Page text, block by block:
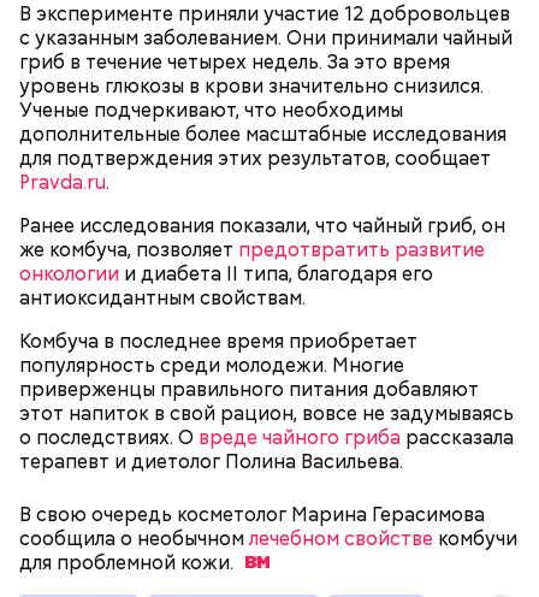
В эксперименте приняли участие 12 добровольцев
с указанным заболеванием. Они принимали чайный
гриб в течение четырех недель. За это время
уровень глюкозы в крови значительно снизился.
Ученые подчеркивают, что необходимы
дополнительные более масштабные исследования
для подтверждения этих результатов, сообщает
Pravda.ru.
Ранее исследования показали, что чайный гриб, он
же комбуча, позволяет предотвратить развитие
онкологии и диабета II типа, благодаря его
антиоксидантным свойствам.
Комбуча в последнее время приобретает
популярность среди молодежи. Многие
приверженцы правильного питания добавляют
этот напиток в свой рацион, вовсе не задумываясь
о последствиях. О вреде чайного гриба рассказала
терапевт и диетолог Полина Васильева.
В свою очередь косметолог Марина Герасимова
сообщила о необычномлечебном свойстве комбучи
для проблемной кожи.
обжарить на сковороде. К ним добавляются зелень
петрушки, чеснок, соль и оливковое масло.
Получается очень вкусно, — поделился рецептом
Спагетти из кабачков
— В дыне содержится много сахара, который
представлен фруктозой. С одной стороны — это
хорошо, потому что дает энергию. Но важно
помнить, что сладкими дынями не нужно сильно
увлекаться, так же как и арбузами, людям с
сахарным диабетом и лишним весом, —
подчеркнула доктор.